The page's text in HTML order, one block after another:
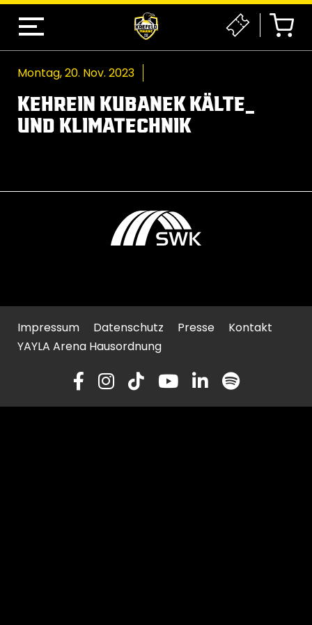
Montag, 20. Nov. 2023
KEHREIN KUBANEK KÄLTE_
UND KLIMATECHNIK
Impressum Datenschutz Presse
Kontakt
YAYLA Arena Hausordnung